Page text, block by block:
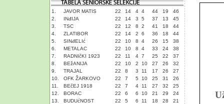
1. JAVOR MATIS 22 14 4 4 44 19
46
2.
INđIJA 22 14 3 5 37 13
45
3.
TSC 22 12 8 2 41 18
44
4.
ZLATIBOR 22 14 2 6 36 18
44
5.
SINđELIć 22 10 8 4 26 15
38
6.
METALAC 22 10 8 4 33 24
38
7.
RADNIčKI 1923 22 11 4 7 25 22
37
8.
BEžANIJA 22 10 2 10 27 26
32
9.
TRAJAL 22 8 3 11 17 26
27
10.
OFK ŽARKOVO 22 7 5 10 25 31
26
11.
BEčEJ 1918 22 7 4 11 27 32
25
12.
BORAC 22 6 6 10 21 29
24
13.
BUDUćNOST 22 5 6 11 18 28
21